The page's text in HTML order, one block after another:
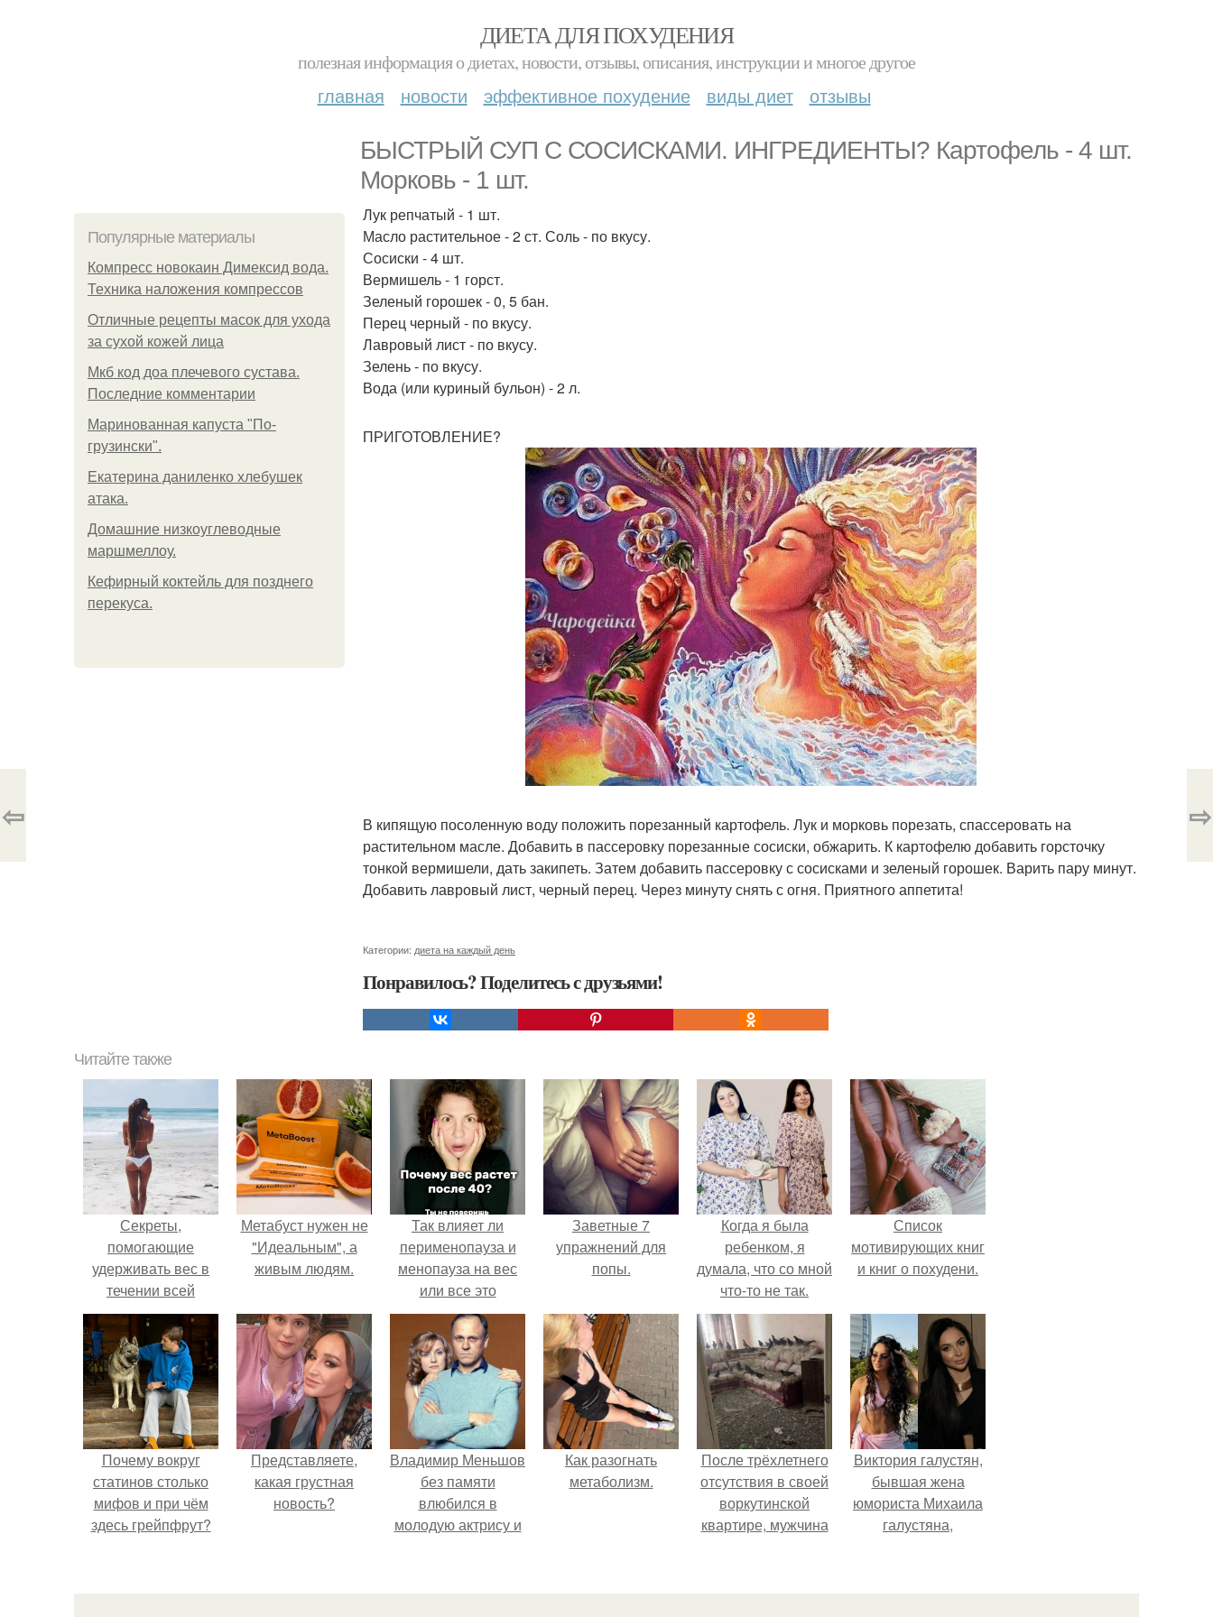
ДИЕТА ДЛЯ ПОХУДЕНИЯ
полезная информация о диетах, новости, отзывы, описания, инструкции и многое другое
главная новости эффективное похудение виды диет отзывы
БЫСТРЫЙ СУП С СОСИСКАМИ. ИНГРЕДИЕНТЫ? Картофель - 4 шт.
Морковь - 1 шт.
Популярные материалы
Компресс новокаин Димексид вода.
Техника наложения компрессов
Отличные рецепты масок для ухода
за сухой кожей лица
Мкб код доа плечевого сустава.
Последние комментарии
Маринованная капуста "По-
грузински".
Екатерина даниленко хлебушек
атака.
Домашние низкоуглеводные
маршмеллоу.
Кефирный коктейль для позднего
перекуса.
Лук репчатый - 1 шт.
Масло растительное - 2 ст. Соль - по вкусу.
Сосиски - 4 шт.
Вермишель - 1 горст.
Зеленый горошек - 0, 5 бан.
Перец черный - по вкусу.
Лавровый лист - по вкусу.
Зелень - по вкусу.
Вода (или куриный бульон) - 2 л.
ПРИГОТОВЛЕНИЕ?
В кипящую посоленную воду положить порезанный картофель. Лук и морковь порезать, спассеровать на
растительном масле. Добавить в пассеровку порезанные сосиски, обжарить. К картофелю добавить горсточку
тонкой вермишели, дать закипеть. Затем добавить пассеровку с сосисками и зеленый горошек. Варить пару минут.
Добавить лавровый лист, черный перец. Через минуту снять с огня. Приятного аппетита!
Категории: диета на каждый день
Понравилось? Поделитесь с друзьями!
⇦ ⇨
Читайте также
Секреты,
помогающие
удерживать вес в
течении всей
жизни.
Метабуст нужен не
"Идеальным", а
живым людям.
Так влияет ли
перименопауза и
менопауза на вес
или все это
ерунда?
Заветные 7
упражнений для
попы.
Когда я была
ребенком, я
думала, что со мной
что-то не так.
Список
мотивирующих книг
и книг о похудени.
Почему вокруг
статинов столько
мифов и при чём
здесь грейпфрут?
Представляете,
какая грустная
новость?
Владимир Меньшов
без памяти
влюбился в
молодую актрису и
неё.
Как разогнать
метаболизм.
После трёхлетнего
отсутствия в своей
воркутинской
квартире, мужчина
жилище стало
Виктория галустян,
бывшая жена
юмориста Михаила
галустяна,
последствиях